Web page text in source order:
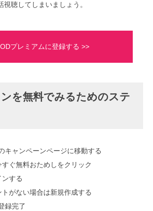
聴してしまいましょう。
プレミアムに登録する >>
を無料でみるためのステ
キャンペーンページに移動する
ぐ無料おためしをクリック
する
がない場合は新規作成する
録完了